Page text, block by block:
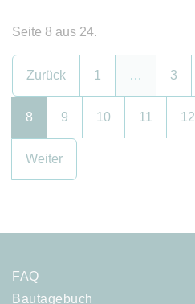
Seite 8 aus 24.
Zurück 1 … 3
8 9 10 11 12
Weiter
FAQ
Bautagebuch